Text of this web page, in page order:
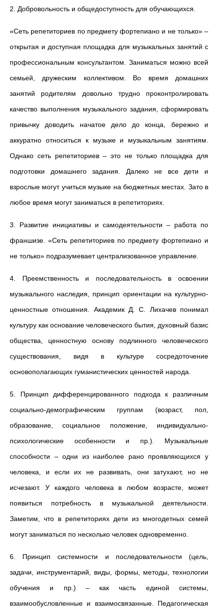
2. Добровольность и общедоступность для обучающихся.
«Сеть репетиториев по предмету фортепиано и не только» –
открытая и доступная площадка для музыкальных занятий с
профессиональным консультантом. Заниматься можно всей
семьей, дружеским коллективом. Во время домашних
занятий родителям довольно трудно проконтролировать
качество выполнения музыкального задания, сформировать
привычку доводить начатое дело до конца, бережно и
аккуратно относиться к музыке и музыкальным занятиям.
Однако сеть репетиториев – это не только площадка для
подготовки домашнего задания. Далеко не все дети и
взрослые могут учиться музыке на бюджетных местах. Зато в
любое время могут заниматься в репетиториях.
3. Развитие инициативы и самодеятельности – работа по
франшизе. «Сеть репетиториев по предмету фортепиано и
не только» подразумевает централизованное управление.
4. Преемственность и последовательность в освоении
музыкального наследия, принцип ориентации на культурно-
ценностные отношения. Академик Д. С. Лихачев понимал
культуру как основание человеческого бытия, духовный базис
общества, ценностную основу подлинного человеческого
существования, видя в культуре сосредоточение
основополагающих гуманистических ценностей народа.
5. Принцип дифференцированного подхода к различным
социально-демографическим группам (возраст, пол,
образование, социальное положение, индивидуально-
психологические особенности и пр.). Музыкальные
способности – одни из наиболее рано проявляющихся у
человека, и если их не развивать, они затухают, но не
исчезают. У каждого человека в любом возрасте, может
появиться потребность в музыкальной деятельности.
Заметим, что в репетиториях дети из многодетных семей
могут заниматься по несколько человек одновременно.
6. Принцип системности и последовательности (цель,
задачи, инструментарий, виды, формы, методы, технологии
обучения и пр.) – как часть единой системы,
взаимообусловленные и взаимосвязанные. Педагогическая